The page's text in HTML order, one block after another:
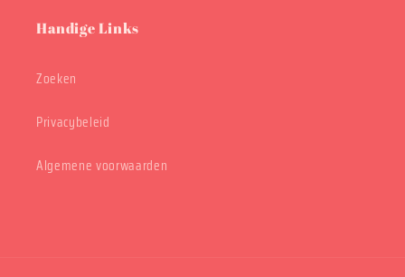
Handige Links
Zoeken
Privacybeleid
Algemene voorwaarden